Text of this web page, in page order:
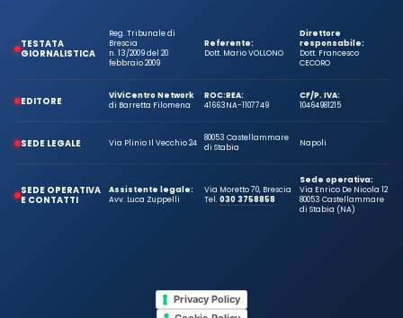
TESTATA
GIORNALISTICA
Reg. Tribunale di
Brescia
n. 13/2009 del 20
febbraio 2009
Referente:
Dott. Mario VOLLONO
Direttore
responsabile:
Dott. Francesco
CECORO
EDITORE
ViViCentro Network
di Barretta Filomena
ROC:
41663
REA:
NA-1107749
CF/P. IVA:
10464981215
SEDE LEGALE Via Plinio Il Vecchio 24
80053 Castellammare
di Stabia
Napoli
SEDE OPERATIVA
E CONTATTI
Assistente legale:
Avv. Luca Zuppelli
Via Moretto 70, Brescia
Tel.030 3758858
Sede operativa:
Via Enrico De Nicola 12
80053 Castellammare
di Stabia (NA)
Privacy Policy